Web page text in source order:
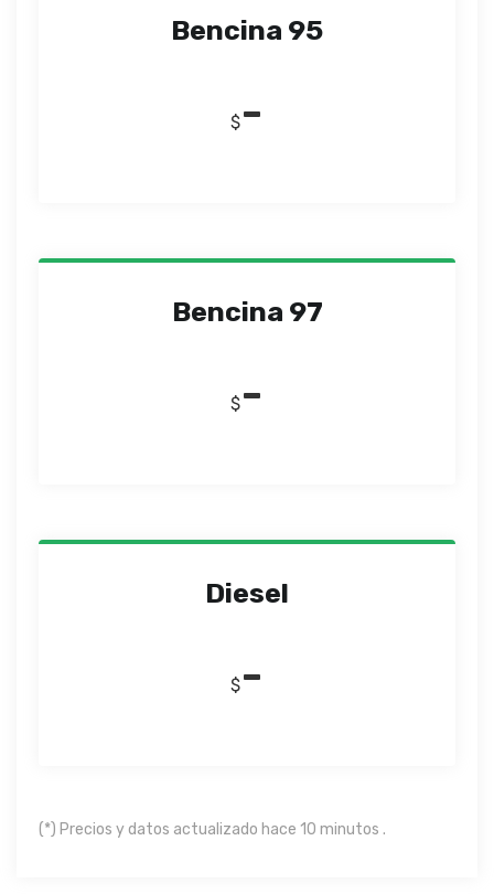
Bencina 95
$-
Bencina 97
$-
Diesel
$-
(*) Precios y datos actualizado hace 10 minutos .